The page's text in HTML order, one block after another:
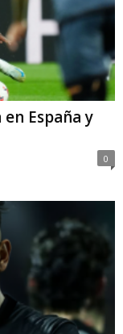
España y
0